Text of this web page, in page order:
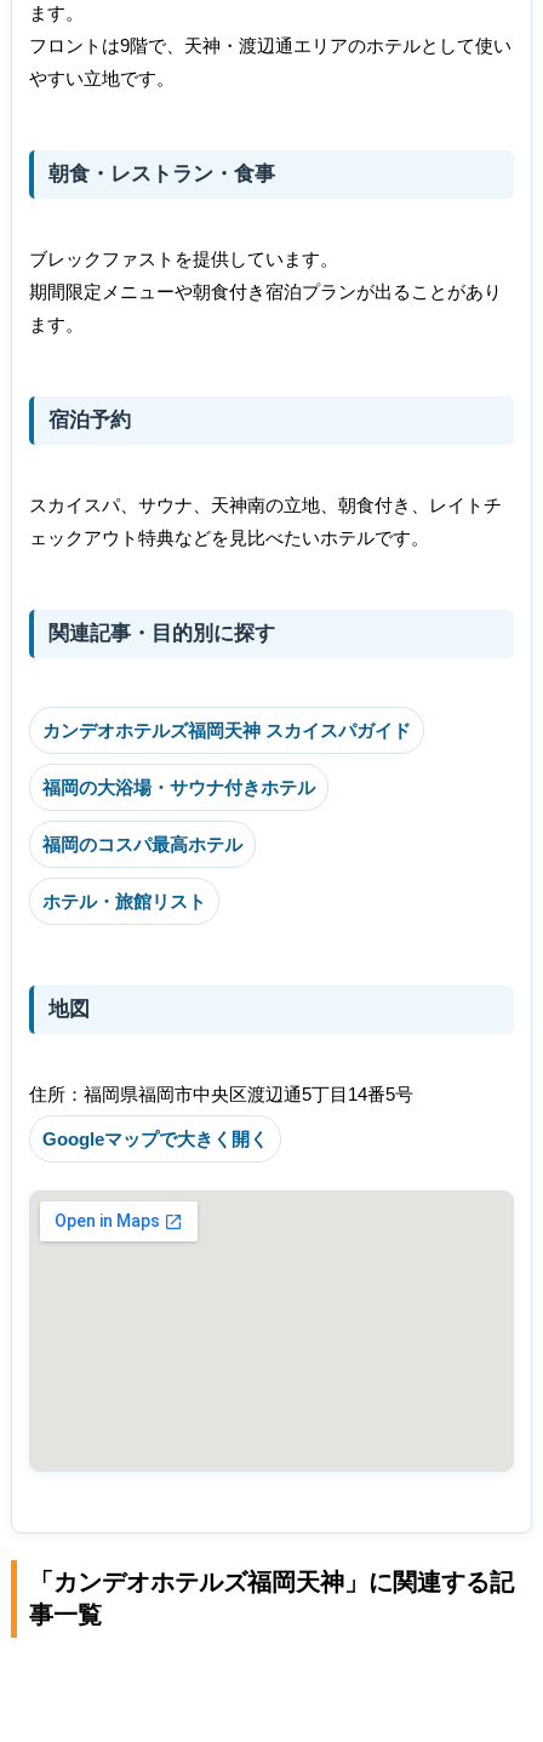
ます。
フロントは9階で、天神・渡辺通エリアのホテルとして使い
やすい立地です。
朝食・レストラン・食事
ブレックファストを提供しています。
期間限定メニューや朝食付き宿泊プランが出ることがあり
ます。
宿泊予約
スカイスパ、サウナ、天神南の立地、朝食付き、レイトチ
ェックアウト特典などを見比べたいホテルです。
関連記事・目的別に探す
カンデオホテルズ福岡天神 スカイスパガイド
福岡の大浴場・サウナ付きホテル
福岡のコスパ最高ホテル
ホテル・旅館リスト
地図
住所：福岡県福岡市中央区渡辺通5丁目14番5号
Googleマップで大きく開く
「カンデオホテルズ福岡天神」に関連する記
事一覧